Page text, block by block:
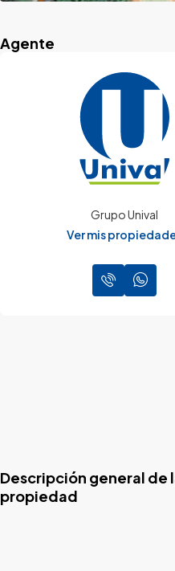
Agente
Grupo Unival
Ver mis
Descripción general de
propiedad